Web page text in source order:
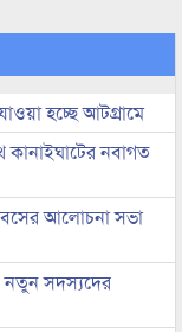
হচ্ছে আটগ্রামে
নবাগত
আলোচনা সভা
নতুন সদস্যদের